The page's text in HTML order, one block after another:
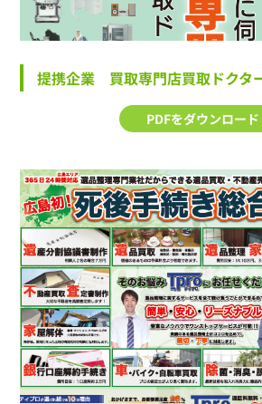
提携企業 買取専門店買取ドクタ
PDFをダウンロード